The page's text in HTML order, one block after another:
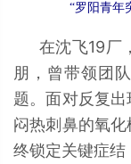
“罗阳青年
在沈飞19厂
朋，曾带领团
题。面对反复
闷热刺鼻的氧
终锁定关键症结